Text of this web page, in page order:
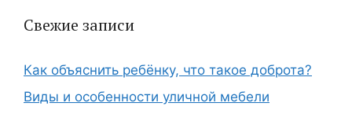
Свежие записи
Как объяснить ребёнку, что такое доброта?
Виды и особенности уличной мебели